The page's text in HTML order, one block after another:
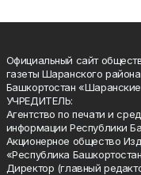
Официальный сайт
газеты Шаранского
Башкортостан
УЧРЕДИТЕЛЬ:
Агентство по печати и
информации Республики
Акционерное общество
«Республика
Директор (главный